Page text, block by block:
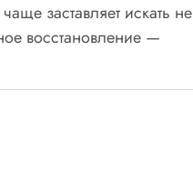
заставляет искать не
восстановление —